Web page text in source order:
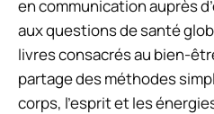
en communication auprès
aux questions de santé
livres consacrés au bien-
partage des méthodes
corps, l’esprit et les